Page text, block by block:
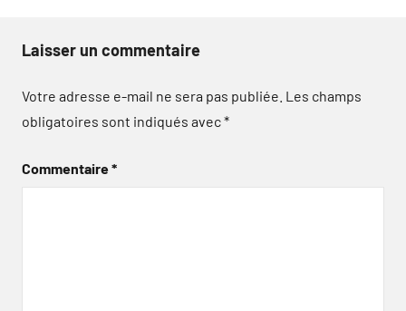
Laisser un commentaire
Votre adresse e-mail ne sera pas publiée. Les champs
obligatoires sont indiqués avec*
Commentaire*